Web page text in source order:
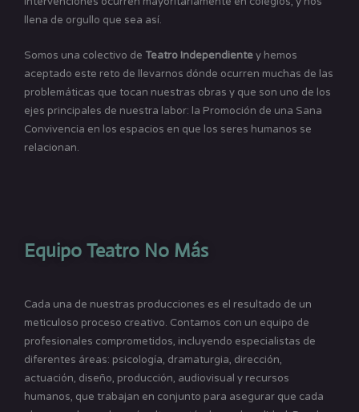
llena de orgullo que sea así.
Somos una colectivo de Teatro Independientey hemos
aceptado este reto de llevarnos dónde ocurren muchas de las
problemáticas que tocan nuestras obras y que son uno de los
ejes principales de nuestra labor: la Promoción de una Sana
Convivencia en los espacios en que los seres humanos se
relacionan.
Equipo Teatro No Más
Cada una de nuestras producciones es el resultado de un
meticuloso proceso creativo. Contamos con un equipo de
profesionales comprometidos, incluyendo especialistas de
diferentes áreas: psicología, dramaturgia, dirección,
actuación, diseño, producción, audiovisual y recursos
humanos, que trabajan en conjunto para asegurar que cada